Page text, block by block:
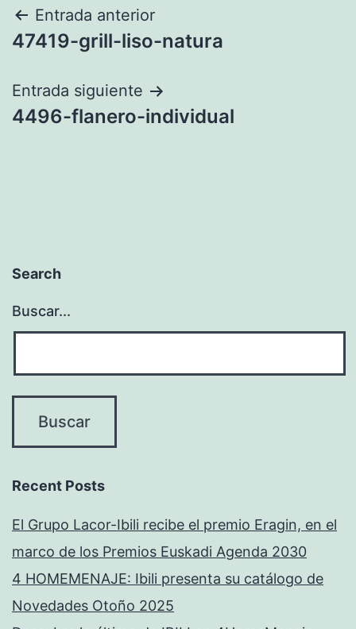
Navegación
de
entradas
Entrada anterior
47419-grill-liso-natura
Entrada siguiente
4496-flanero-individual
Search
Buscar...
Recent Posts
El Grupo Lacor-Ibili recibe el premio Eragin, en el
marco de los Premios Euskadi Agenda 2030
4 HOMEMENAJE: Ibili presenta su catálogo de
Novedades Otoño 2025